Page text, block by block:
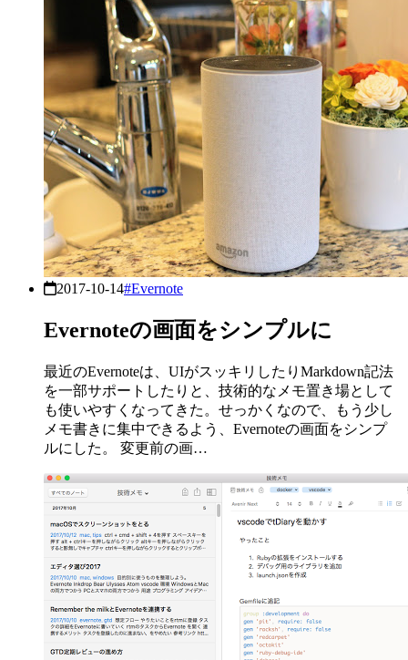
2017-10-14#Evernote
Evernoteの画面をシンプルに
最近のEvernoteは、UIがスッキリしたりMarkdown記法
を一部サポートしたりと、技術的なメモ置き場として
も使いやすくなってきた。せっかくなので、もう少し
メモ書きに集中できるよう、Evernoteの画面をシンプ
ルにした。 変更前の画…